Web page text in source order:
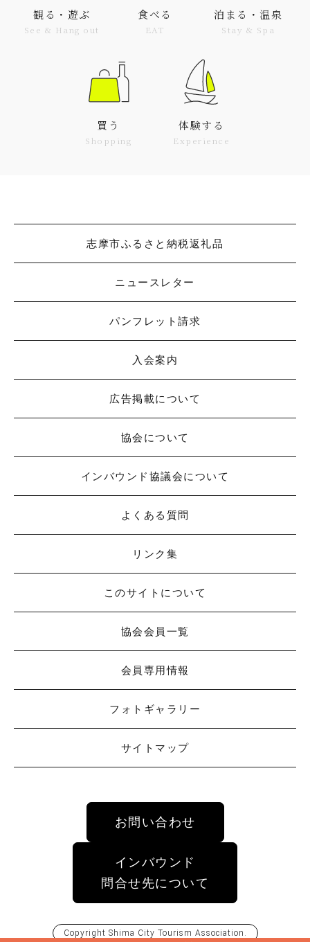
観る・遊ぶ
See & Hang out
食べる
EAT
泊まる・温泉
Stay & Spa
買う
Shopping
体験する
Experience
志摩市ふるさと納税返礼品
ニュースレター
パンフレット請求
入会案内
広告掲載について
協会について
インバウンド協議会について
よくある質問
リンク集
このサイトについて
協会会員一覧
会員専用情報
フォトギャラリー
サイトマップ
お問い合わせ
インバウンド
問合せ先について
Copyright Shima City Tourism Association .